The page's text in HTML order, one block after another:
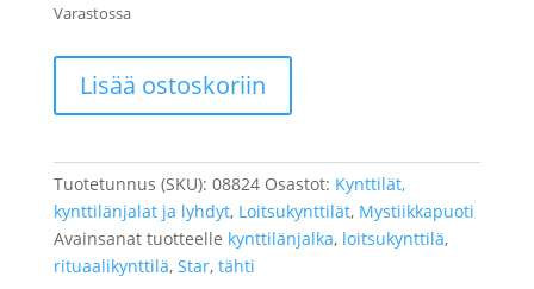
Varastossa
tähti
määrä
Lisää ostoskoriin
Tuotetunnus (SKU): 08824 Osastot: Kynttilät,
kynttilänjalat ja lyhdyt, Loitsukynttilät, Mystiikkapuoti
Avainsanat tuotteelle kynttilänjalka, loitsukynttilä,
rituaalikynttilä, Star, tähti